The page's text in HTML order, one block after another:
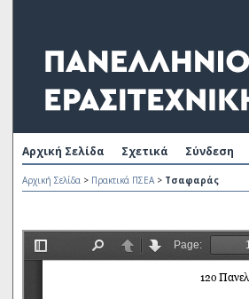
Αρχική Σελίδα Σχετικά Σύνδεση
Αρχική Σελίδα > Πρακτικά ΠΣΕΑ> Τσαφαράς